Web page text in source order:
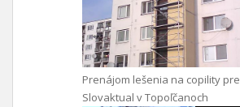
Prenájom lešenia na copility pre
Slovaktual v Topoľčanoch